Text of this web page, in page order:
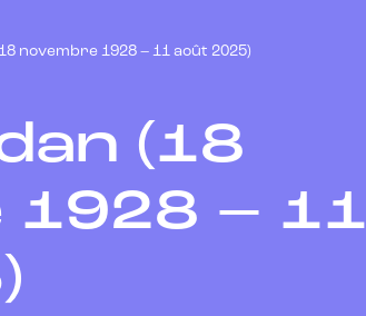
novembre 1928 – 11 août 2025)
(18
1928 – 11